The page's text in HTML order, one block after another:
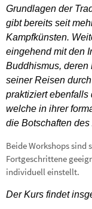
Grundlagen der
gibt bereits seit
Kampfkünsten.
eingehend mit den
Buddhismus, deren
seiner Reisen
praktiziert ebenfalls
welche in ihrer
die Botschaften
Beide Workshops sind
Fortgeschrittene
individuell einstellt.
Der Kurs findet